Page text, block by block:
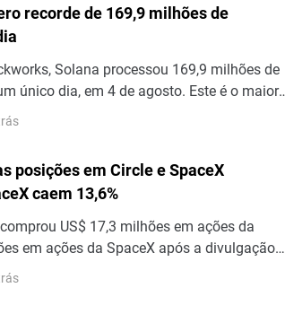
recorde de 169,9 milhões de
Solana processou 169,9 milhões de
único dia, em 4 de agosto. Este é o maior
dia já registrado na rede. Transações
que os validadores enviam uns aos
posições em Circle e SpaceX
caem 13,6%
US$ 17,3 milhões em ações da
em ações da SpaceX após a divulgação
visto que as ações da SpaceX caíram